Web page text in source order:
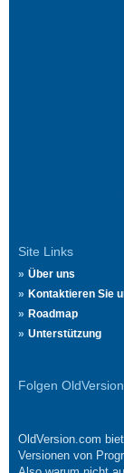
Site Links
Über uns
Kontaktieren Sie
Roadmap
Unterstützung
Folgen
OldVersion.com
Versionen von